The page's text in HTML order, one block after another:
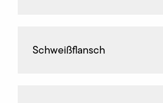
Schweißflansch